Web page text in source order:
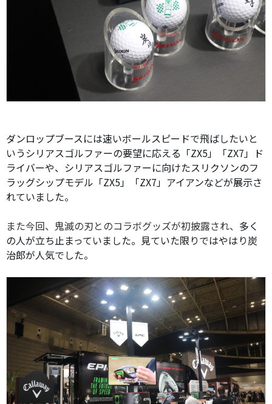
ダンロップブースには速いボールスピードで飛ばしたいと
いうシリアスゴルファーの要望に応える「ZX5」「ZX7」ド
ライバーや、シリアスゴルファーに向けたスリクソンのフ
ラッグシップモデル「ZX5」「ZX7」アイアンなどが展示さ
れていました。
また今回、鬼滅の刃とのコラボグッズが初披露され、 多く
の人が立ち止まっていました。見ていた限りではやはり炭
治郎が人気でした。